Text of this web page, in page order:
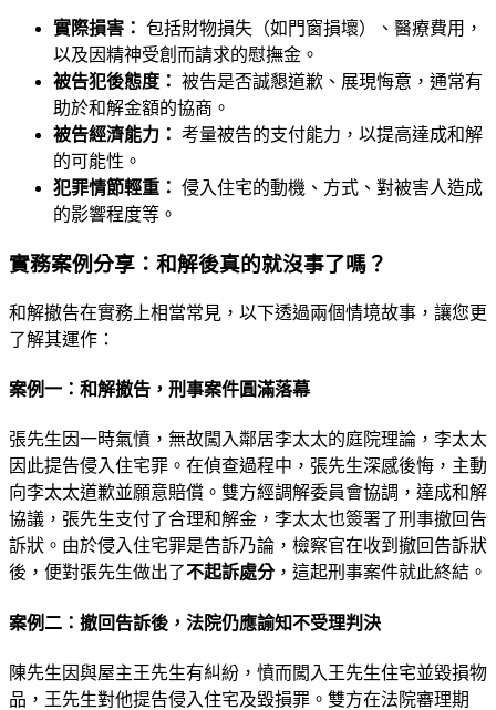
實際損害： 包括財物損失（如門窗損壞）、醫療費用，
以及因精神受創而請求的慰撫金。
被告犯後態度： 被告是否誠懇道歉、展現悔意，通常有
助於和解金額的協商。
被告經濟能力： 考量被告的支付能力，以提高達成和解
的可能性。
犯罪情節輕重： 侵入住宅的動機、方式、對被害人造成
的影響程度等。
實務案例分享：和解後真的就沒事了嗎？
和解撤告在實務上相當常見，以下透過兩個情境故事，讓您更
了解其運作：
案例一：和解撤告，刑事案件圓滿落幕
張先生因一時氣憤，無故闖入鄰居李太太的庭院理論，李太太
因此提告侵入住宅罪。在偵查過程中，張先生深感後悔，主動
向李太太道歉並願意賠償。雙方經調解委員會協調，達成和解
協議，張先生支付了合理和解金，李太太也簽署了刑事撤回告
訴狀。由於侵入住宅罪是告訴乃論，檢察官在收到撤回告訴狀
後，便對張先生做出了不起訴處分，這起刑事案件就此終結。
案例二：撤回告訴後，法院仍應諭知不受理判決
陳先生因與屋主王先生有糾紛，憤而闖入王先生住宅並毀損物
品，王先生對他提告侵入住宅及毀損罪。雙方在法院審理期